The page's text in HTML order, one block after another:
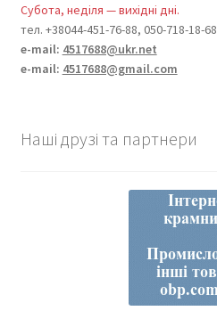
Субота, неділя — вихідні дні.
тел. +38044-451-76-88, 050-718-18-68
e-mail: 4517688@ukr.net
e-mail: 4517688@gmail.com
Наші друзі та партнери